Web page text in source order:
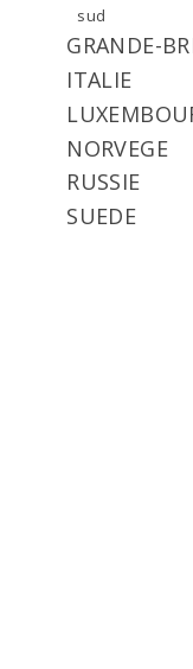
sud
GRANDE-
ITALIE
NORVEGE
RUSSIE
SUEDE